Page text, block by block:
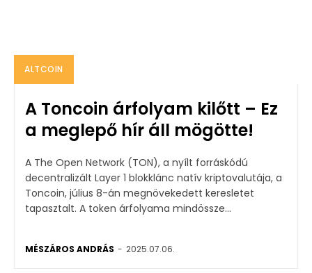
ALTCOIN
A Toncoin árfolyam kilőtt – Ez
a meglepő hír áll mögötte!
A The Open Network (TON), a nyílt forráskódú
decentralizált Layer 1 blokklánc natív kriptovalutája, a
Toncoin, július 8-án megnövekedett keresletet
tapasztalt. A token árfolyama mindössze...
MÉSZÁROS ANDRÁS - 2025.07.06.